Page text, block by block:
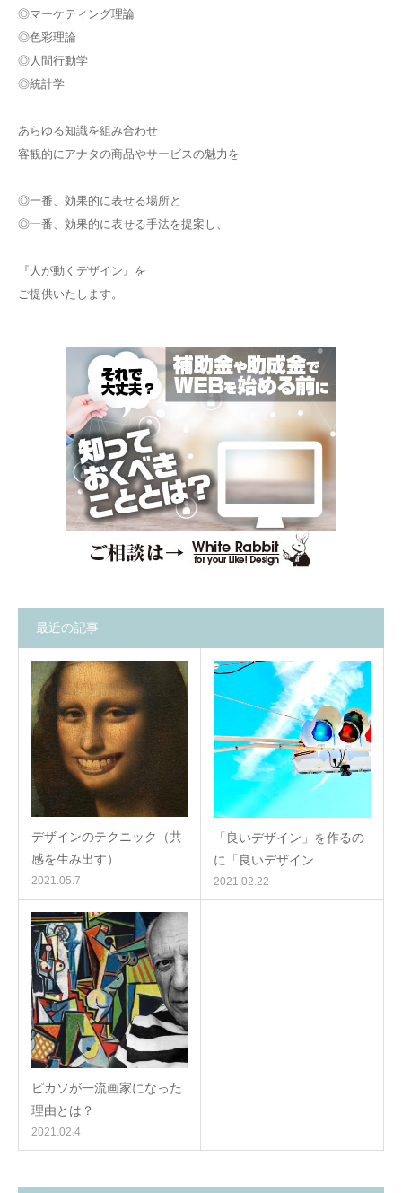
◎マーケティング理論
◎色彩理論
◎人間行動学
◎統計学
あらゆる知識を組み合わせ
客観的にアナタの商品やサービスの魅力を
◎一番、効果的に表せる場所と
◎一番、効果的に表せる手法を提案し、
『人が動くデザイン』を
ご提供いたします。
最近の記事
デザインのテクニック（共
感を生み出す）
2021.05.7
「良いデザイン」を作るの
に「良いデザイン…
2021.02.22
ピカソが一流画家になった
理由とは？
2021.02.4